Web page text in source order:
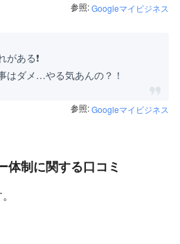
参照:Googleマイビジネス
ある❗
はダメ…やる気あんの？！
参照:Googleマイビジネス
体制に関する口コミ